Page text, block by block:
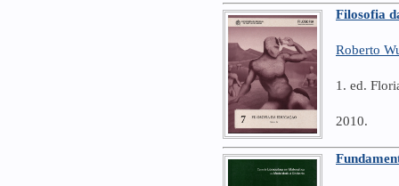
Filosofia
Roberto
1. ed.
2010.